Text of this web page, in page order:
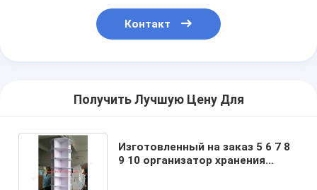
Контакт
Получить Лучшую Цену Для
Изготовленный на заказ 5 6 7 8
9 10 организатор хранения